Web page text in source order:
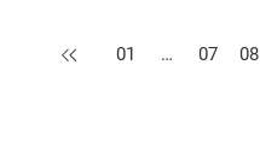
上一頁
01 … 07 08